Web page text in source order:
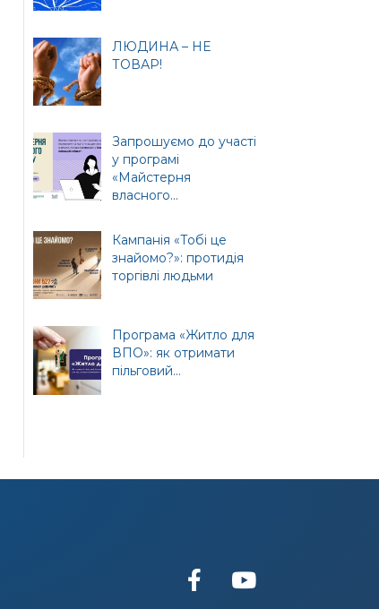
ЛЮДИНА – НЕ
ТОВАР!
Запрошуємо до участі
у програмі
«Майстерня
власного...
Кампанія «Тобі це
знайомо?»: протидія
торгівлі людьми
Програма «Житло для
ВПО»: як отримати
пільговий...